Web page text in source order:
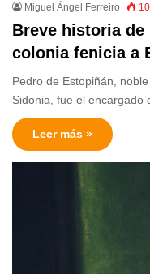
Miguel Ángel Ferreiro
Breve historia
colonia fenicia a
Pedro de Estopiñán,
Sidonia, fue el
Leer más »